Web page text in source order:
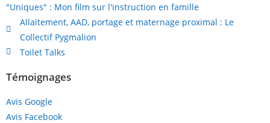
"Uniques" : Mon film sur l'instruction en famille
Allaitement, AAD, portage et maternage proximal : Le
Collectif Pygmalion
Toilet Talks
Témoignages
Avis Google
Avis Facebook